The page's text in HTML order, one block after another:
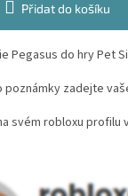
Přidat do košíku
Pegasus do hry Pet
poznámky zadejte
svém robloxu profilu